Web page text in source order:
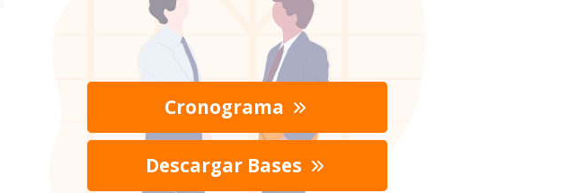
Cronograma
Descargar Bases